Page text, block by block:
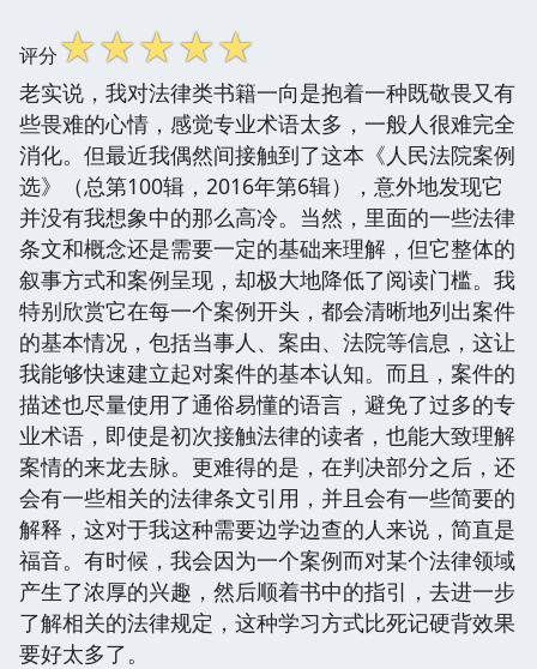
评分☆☆☆☆☆
老实说，我对法律类书籍一向是抱着一种既敬畏又有
些畏难的心情，感觉专业术语太多，一般人很难完全
消化。但最近我偶然间接触到了这本《人民法院案例
选》（总第100辑，2016年第6辑），意外地发现它
并没有我想象中的那么高冷。当然，里面的一些法律
条文和概念还是需要一定的基础来理解，但它整体的
叙事方式和案例呈现，却极大地降低了阅读门槛。我
特别欣赏它在每一个案例开头，都会清晰地列出案件
的基本情况，包括当事人、案由、法院等信息，这让
我能够快速建立起对案件的基本认知。而且，案件的
描述也尽量使用了通俗易懂的语言，避免了过多的专
业术语，即使是初次接触法律的读者，也能大致理解
案情的来龙去脉。更难得的是，在判决部分之后，还
会有一些相关的法律条文引用，并且会有一些简要的
解释，这对于我这种需要边学边查的人来说，简直是
福音。有时候，我会因为一个案例而对某个法律领域
产生了浓厚的兴趣，然后顺着书中的指引，去进一步
了解相关的法律规定，这种学习方式比死记硬背效果
要好太多了。